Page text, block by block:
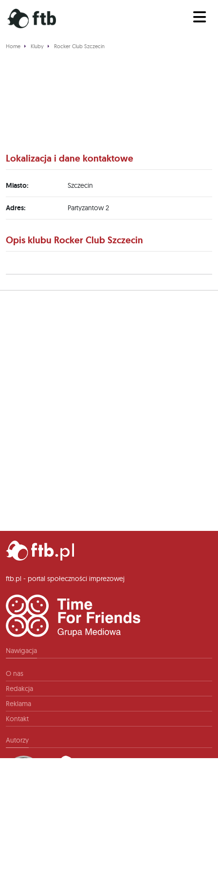
Home Kluby Rocker Club Szczecin
Lokalizacja i dane kontaktowe
Miasto: Szczecin
Adres: Partyzantow 2
Opis klubu Rocker Club Szczecin
ftb.pl - portal społeczności imprezowej
Nawigacja
O nas
Redakcja
Reklama
Kontakt
Autorzy